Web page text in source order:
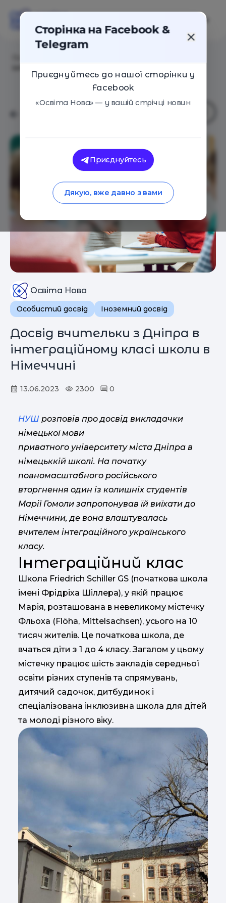
Освіта Нова
Особистий досвід Іноземний досвід
Досвід вчительки з Дніпра в
інтеграційному класі школи в
Німеччині
13.06.2023 2300 0
НУШ розповів про досвід викладачки
німецької мови
приватного університету міста Дніпра в
німецьккій школі. На початку
повномасштабного російського
вторгнення один із колишніх студентів
Марії Гомоли запропонував їй виїхати до
Німеччини, де вона влаштувалась
вчителем інтеграційного українського
класу.
Інтеграційний клас
Школа Friedrich Schiller GS (початкова школа
імені Фрідріха Шіллера), у якій працює
Марія, розташована в невеликому містечку
Фльоха (Flöha, Mittelsachsen), усього на 10
тисяч жителів. Це початкова школа, де
вчаться діти з 1 до 4 класу. Загалом у цьому
містечку працює шість закладів середньої
освіти різних ступенів та спрямувань,
дитячий садочок, дитбудинок і
спеціалізована інклюзивна школа для дітей
та молоді різного віку.
Сторінка на Facebook &
Telegram
Приєднуйтесь до нашої сторінки у
Facebook
«Освіта Нова» — у вашій стрічці новин
Приєднуйтесь
Дякую, вже давно з вами